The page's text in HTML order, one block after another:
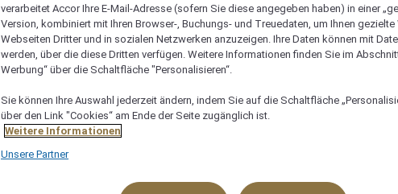
Verfügbarkeit anzeigen
verarbeitet Accor Ihre E-Mail-Adresse (sofern Sie diese angegeben haben) in einer
Version, kombiniert mit Ihren Browser-, Buchungs- und Treuedaten, um Ihnen
Webseiten Dritter und in sozialen Netzwerken anzuzeigen. Ihre Daten können mit
werden, über die diese Dritten verfügen. Weitere Informationen finden Sie im
Werbung“ über die Schaltfläche "Personalisieren“.
Sie können Ihre Auswahl jederzeit ändern, indem Sie auf die Schaltfläche
über den Link "Cookies“ am Ende der Seite zugänglich ist.
Weitere Informationen
Unsere Partner